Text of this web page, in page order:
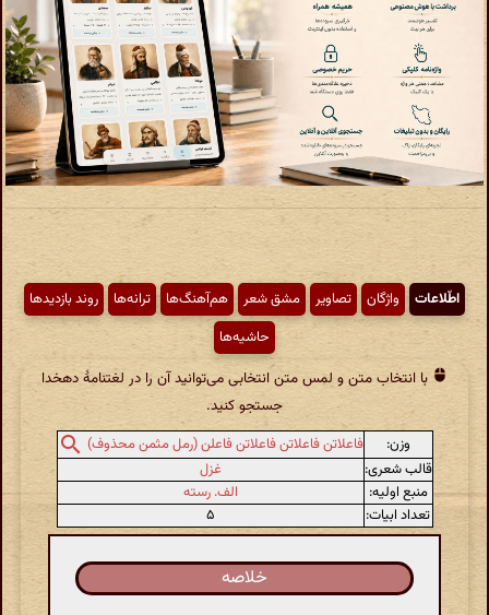
اطّلاعات واژگان تصاویر مشق شعر هم‌آهنگ‌ها ترانه‌ها
روند بازدیدها
حاشیه‌ها
با انتخاب متن و لمس متن انتخابی می‌توانید آن را در لغتنامهٔ دهخدا
جستجو کنید.
وزن:
فاعلاتن فاعلاتن فاعلاتن فاعلن (رمل مثمن محذوف)
قالب شعری:
غزل
منبع اولیه:
الف. رسته
تعداد ابیات:
۵
خلاصه